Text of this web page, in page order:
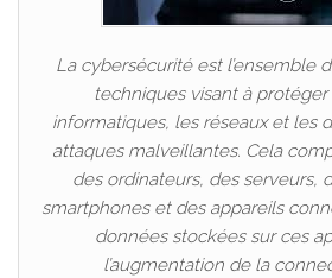
La cybersécurité est l’ensemble
techniques visant à
informatiques, les réseaux et les
attaques malveillantes. Cela
des ordinateurs, des serveurs,
smartphones et des appareils
données stockées sur ces
l’augmentation de la